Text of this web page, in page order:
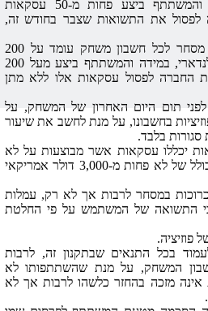
בחודש קלנדארי. במידה והמשתתף ביצע פחות מ-50 עסקאות
לפסול את התשואות שצבר בחודש זה,
מסחר
לכל חשבון משחק עומד על 200
עסקאות במהלך חודש קלנדארי, במידה והמשתתף ביצע מעל 200
החברה לפסול עסקאות אלו ללא מתן
לפני תום היום האחרון של המשחק, על
בחשבונו, על מנת לחשב את שיעור
בלבד.
יכללו עסקאות אשר מבוצעות על לא
של לא פחות מ-3,000 דולראמריקאי
במסחרלרבות אך לא רק, עמלות
התשואה של המשתמש על פי החלטת
פוזיציה.
בכל התנאים שבתקנון זה, לרבות
המשחק, על מנת שהשתתפותו לא
מזכה בהחזר כלשהו לרבות אך לא